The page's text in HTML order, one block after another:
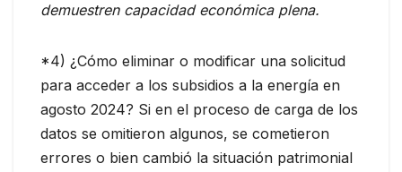
demuestren capacidad económica plena.
*4) ¿Cómo eliminar o modificar una solicitud
para acceder a los subsidios a la energía en
agosto 2024? Si en el proceso de carga de los
datos se omitieron algunos, se cometieron
errores o bien cambió la situación patrimonial